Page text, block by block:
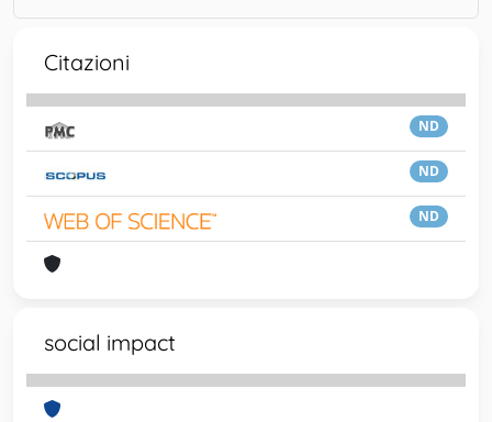
Citazioni
ND
ND
ND
social impact